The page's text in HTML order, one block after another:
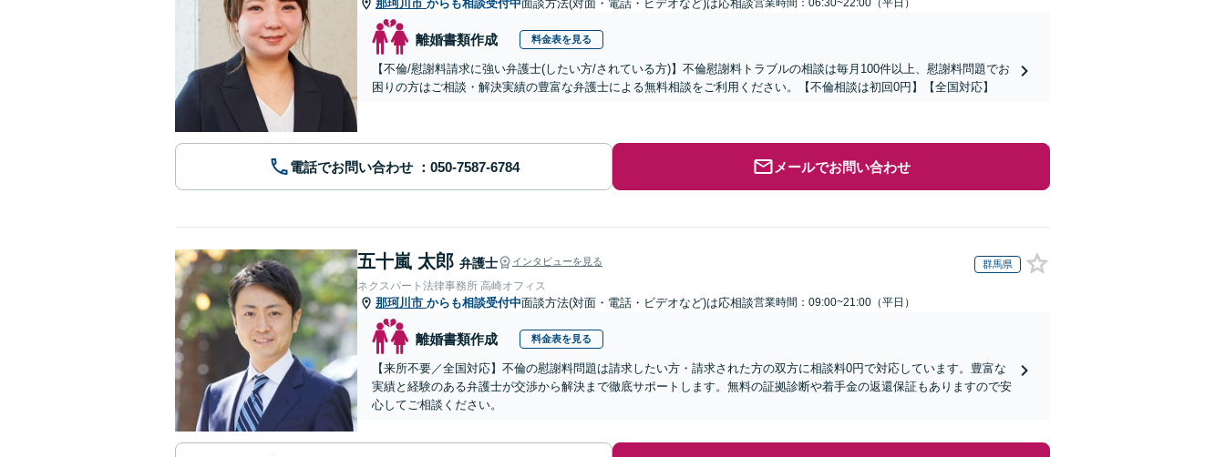
那珂川市 からも相談受付中面談方法(対面・電話・ビデオなど)は応相談営業時間：06:30~22:00（平日）
離婚書類作成 料金表を見る
【不倫/慰謝料請求に強い弁護士(したい方/されている方)】不倫慰謝料トラブルの相談は毎月100件以上、慰謝料問題でお
困りの方はご相談・解決実績の豊富な弁護士による無料相談をご利用ください。【不倫相談は初回0円】【全国対応】
電話でお問い合わせ メールでお問い合わせ
五十嵐 太郎 弁護士 インタビューを見る 群馬県
ネクスパート法律事務所 高崎オフィス
那珂川市 からも相談受付中面談方法(対面・電話・ビデオなど)は応相談営業時間：09:00~21:00（平日）
離婚書類作成 料金表を見る
【来所不要／全国対応】不倫の慰謝料問題は請求したい方・請求された方の双方に相談料0円で対応しています。豊富な
実績と経験のある弁護士が交渉から解決まで徹底サポートします。無料の証拠診断や着手金の返還保証もありますので安
心してご相談ください。